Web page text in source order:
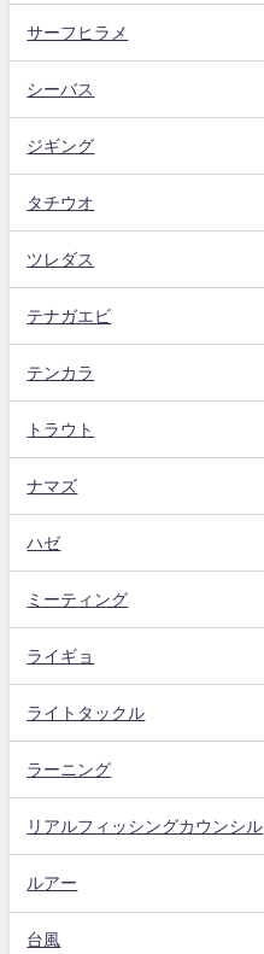
サーフヒラメ
シーバス
ジギング
タチウオ
ツレダス
テナガエビ
テンカラ
トラウト
ナマズ
ハゼ
ミーティング
ライギョ
ライトタックル
ラーニング
リアルフィッシングカウンシル
ルアー
台風